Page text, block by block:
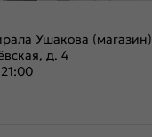
Ушакова (магазин)
д. 4